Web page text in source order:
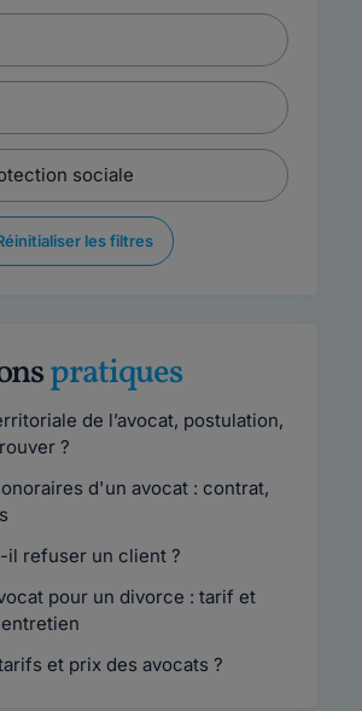
les filtres
pratiques
de l’avocat, postulation,
?
d'un avocat : contrat,
il refuser un client ?
pour un divorce : tarif et
et prix des avocats ?